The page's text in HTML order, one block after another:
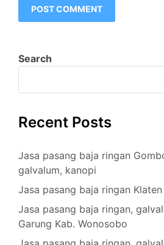
Search
Recent Posts
Jasa pasang baja ringan
galvalum, kanopi
Jasa pasang baja ringan
Jasa pasang baja ringan,
Garung Kab. Wonosobo